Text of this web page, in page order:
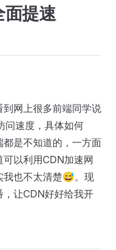
面提速
网上很多前端同学说
问速度，具体如何
是不知道的，一方面
以利用CDN加速网
我也不太清楚😅。现
让CDN好好给我开